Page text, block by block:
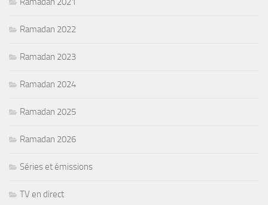
Ramadan 2022
Ramadan 2023
Ramadan 2024
Ramadan 2025
Ramadan 2026
Séries et émissions
TV en direct